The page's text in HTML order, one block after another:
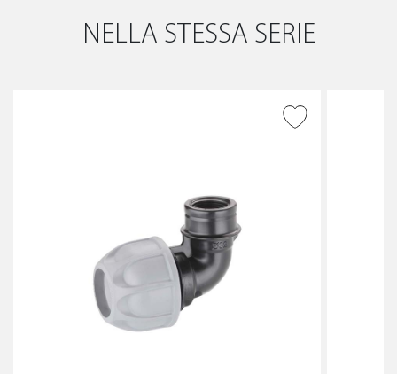
NELLA STESSA SERIE